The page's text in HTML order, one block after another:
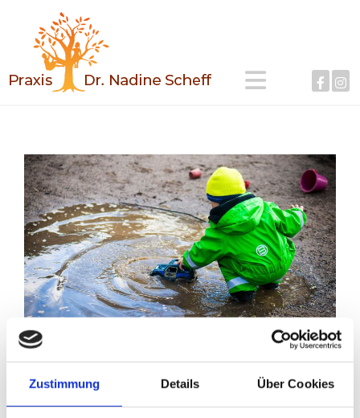
Zustimmung Details Über Cookies
Draussenzeit